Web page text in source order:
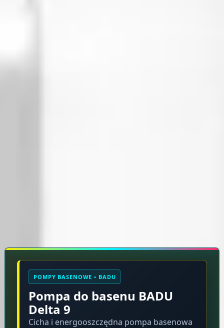
POMPY BASENOWE • BADU
Pompa do basenu BADU
Delta 9
Cicha i energooszczędna pompa basenowa